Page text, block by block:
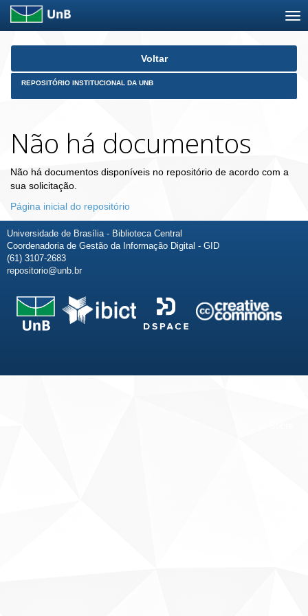
Skip
Voltar
REPOSITÓRIO INSTITUCIONAL DA UNB
Não há documentos
Não há documentos disponíveis no repositório de acordo com a
sua solicitação.
Página inicial do repositório
Universidade de Brasília - Biblioteca Central
Coordenadoria de Gestão da Informação Digital - GID
(61) 3107-2683
repositorio@unb.br